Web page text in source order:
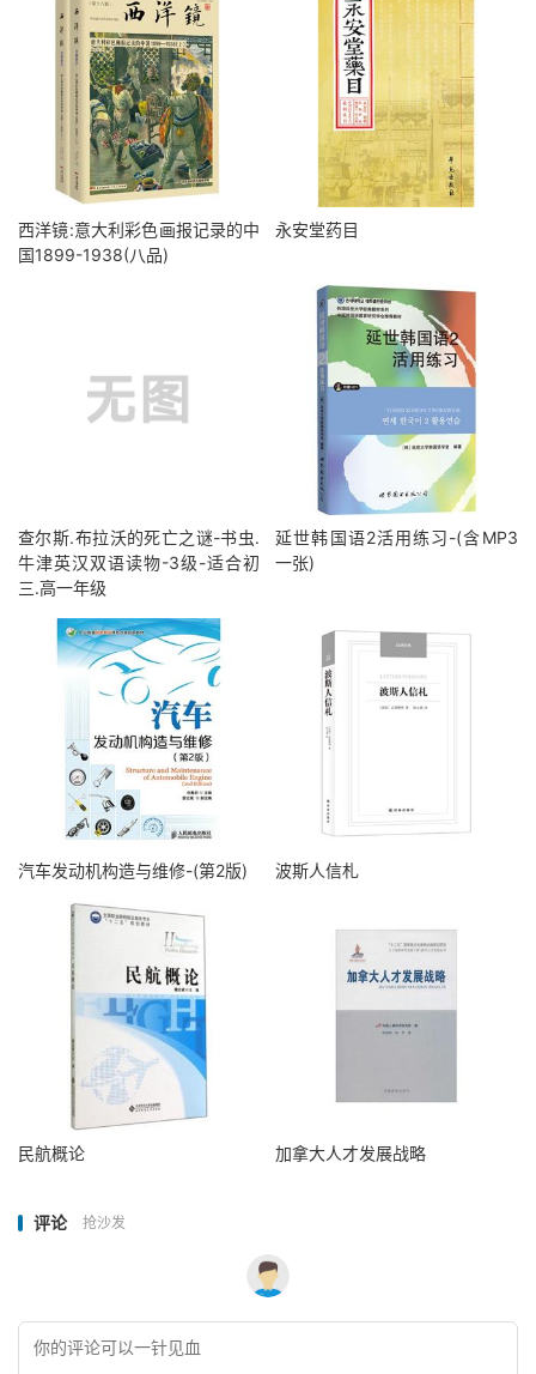
西洋镜:意大利彩色画报记录的中
国1899-1938(八品)
永安堂药目
查尔斯.布拉沃的死亡之谜-书虫.
牛津英汉双语读物-3级-适合初
三.高一年级
延世韩国语2活用练习-(含MP3
一张)
汽车发动机构造与维修-(第2版) 波斯人信札
民航概论 加拿大人才发展战略
评论 抢沙发